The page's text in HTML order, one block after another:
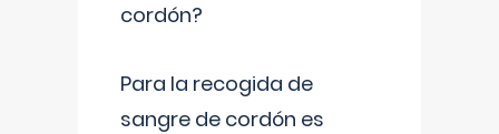
cordón?
Para la recogida de
sangre de cordón es